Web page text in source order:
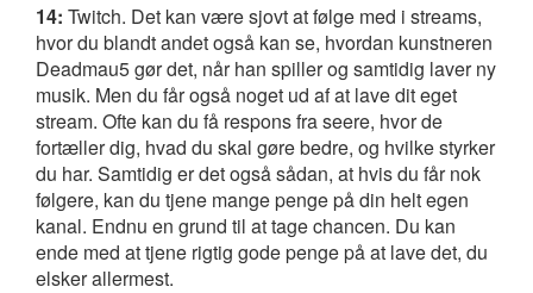
14: Twitch. Det kan være sjovt at følge med i streams,
hvor du blandt andet også kan se, hvordan kunstneren
Deadmau5 gør det, når han spiller og samtidig laver ny
musik. Men du får også noget ud af at lave dit eget
stream. Ofte kan du få respons fra seere, hvor de
fortæller dig, hvad du skal gøre bedre, og hvilke styrker
du har. Samtidig er det også sådan, at hvis du får nok
følgere, kan du tjene mange penge på din helt egen
kanal. Endnu en grund til at tage chancen. Du kan
ende med at tjene rigtig gode penge på at lave det, du
elsker allermest.